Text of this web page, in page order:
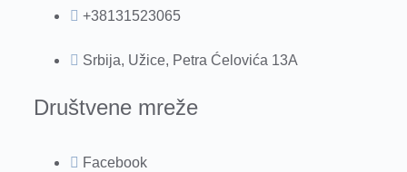
+38131523065
Srbija, Užice, Petra Ćelovića 13A
Društvene mreže
Facebook